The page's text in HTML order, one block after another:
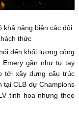
khả năng biên các đội
thức
đến khối lượng công
Emery gần như tự tay
tới xây dựng cấu trúc
tại CLB dự Champions
tinh hoa nhưng theo